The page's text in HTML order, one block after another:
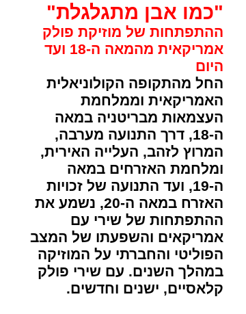
"כמו אבן מתגלגלת"
ההתפתחות של מוזיקת פולק
אמריקאית מהמאה ה-18 ועד
היום
החל מהתקופה הקולוניאלית
האמריקאית וממלחמת
העצמאות מבריטניה במאה
ה-18, דרך התנועה מערבה,
המרוץ לזהב, העלייה האירית,
ומלחמת האזרחים במאה
ה-19, ועד התנועה של זכויות
האזרח במאה ה-20, נשמע את
ההתפתחות של שירי עם
אמריקאים והשפעתו של המצב
הפוליטי והחברתי על המוזיקה
במהלך השנים. עם שירי פולק
קלאסיים, ישנים וחדשים.